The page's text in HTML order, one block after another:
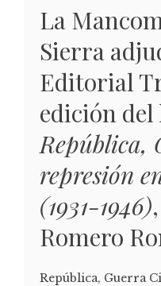
La
Sierra
Editorial
edición
República,
represión
(1931-1946)
Romero
República, Guerra